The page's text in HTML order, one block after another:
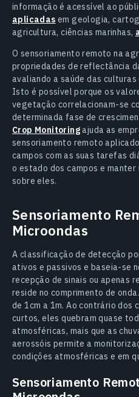
informação é acessível ao
aplicadas em geologia,
agricultura, ciências marinhas,
O sensoriamento remoto na
propriedades de reflectância
avaliando a saúde das culturas
Isto é possível porque os
vegetação correlacionam-se
determinada fase de
Crop Monitoringajuda as
sensoriamento remoto
campos com as suas tarefas
o estado dos campos e
sobre eles.
Sensoriamento
Microondas
A classificação de detecção
ativos e passivos e baseia-se
recepção de sinais ou apenas
reside no comprimento de
de 1cm a 1m. Ao contrário dos
curtos, eles quebram quase
atmosféricas, mais que as
aerossóis permite a
condições atmosféricas e em
Sensoriamento